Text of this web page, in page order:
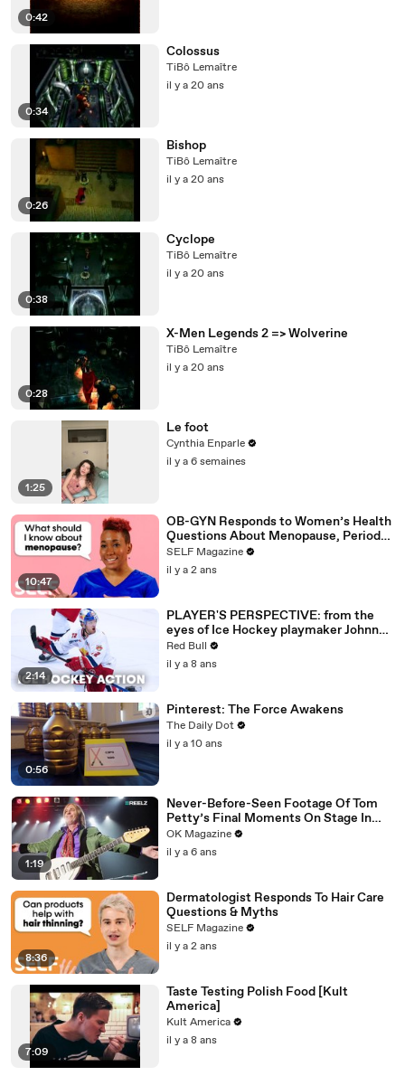
0:42
0:34
Colossus
TiBô Lemaître
il y a 20 ans
0:26
Bishop
TiBô Lemaître
il y a 20 ans
0:38
Cyclope
TiBô Lemaître
il y a 20 ans
0:28
X-Men Legends 2 => Wolverine
TiBô Lemaître
il y a 20 ans
1:25
Le foot
Cynthia Enparle
il y a 6 semaines
10:47
OB-GYN Responds to Women’s Health
Questions About Menopause, Periods
& More
SELF Magazine
il y a 2 ans
2:14
PLAYER'S PERSPECTIVE: from the
eyes of Ice Hockey playmaker Johnny
Hughes.
Red Bull
il y a 8 ans
0:56
Pinterest: The Force Awakens
The Daily Dot
il y a 10 ans
1:19
Never-Before-Seen Footage Of Tom
Petty’s Final Moments On Stage In
New REELZ Doc: Watch
OK Magazine
il y a 6 ans
8:36
Dermatologist Responds To Hair Care
Questions & Myths
SELF Magazine
il y a 2 ans
7:09
Taste Testing Polish Food [Kult
America]
Kult America
il y a 8 ans